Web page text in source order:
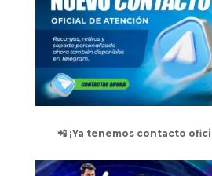
📲 ¡Ya tenemos contacto